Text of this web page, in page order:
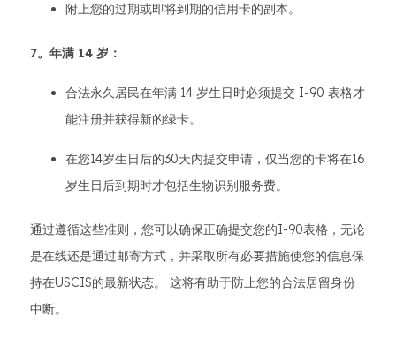
附上您的过期或即将到期的信用卡的副本。
7。年满 14 岁：
合法永久居民在年满 14 岁生日时必须提交 I-90 表格才
能注册并获得新的绿卡。
在您14岁生日后的30天内提交申请，仅当您的卡将在16
岁生日后到期时才包括生物识别服务费。
通过遵循这些准则，您可以确保正确提交您的I-90表格，无论
是在线还是通过邮寄方式，并采取所有必要措施使您的信息保
持在USCIS的最新状态。 这将有助于防止您的合法居留身份
中断。